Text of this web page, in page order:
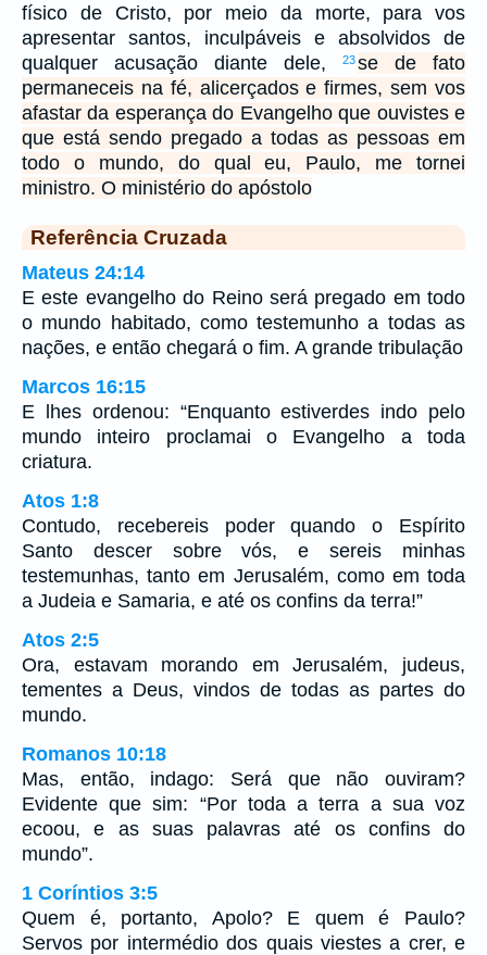
físico de Cristo, por meio da morte, para vos
apresentar santos, inculpáveis e absolvidos de
qualquer acusação diante dele,
23se de fato
permaneceis na fé, alicerçados e firmes, sem vos
afastar da esperança do Evangelho que ouvistes e
que está sendo pregado a todas as pessoas em
todo o mundo, do qual eu, Paulo, me tornei
ministro. O ministério do apóstolo
Referência Cruzada
Mateus 24:14
E este evangelho do Reino será pregado em todo
o mundo habitado, como testemunho a todas as
nações, e então chegará o fim. A grande tribulação
Marcos 16:15
E lhes ordenou: “Enquanto estiverdes indo pelo
mundo inteiro proclamai o Evangelho a toda
criatura.
Atos 1:8
Contudo, recebereis poder quando o Espírito
Santo descer sobre vós, e sereis minhas
testemunhas, tanto em Jerusalém, como em toda
a Judeia e Samaria, e até os confins da terra!”
Atos 2:5
Ora, estavam morando em Jerusalém, judeus,
tementes a Deus, vindos de todas as partes do
mundo.
Romanos 10:18
Mas, então, indago: Será que não ouviram?
Evidente que sim: “Por toda a terra a sua voz
ecoou, e as suas palavras até os confins do
mundo”.
1 Coríntios 3:5
Quem é, portanto, Apolo? E quem é Paulo?
Servos por intermédio dos quais viestes a crer, e